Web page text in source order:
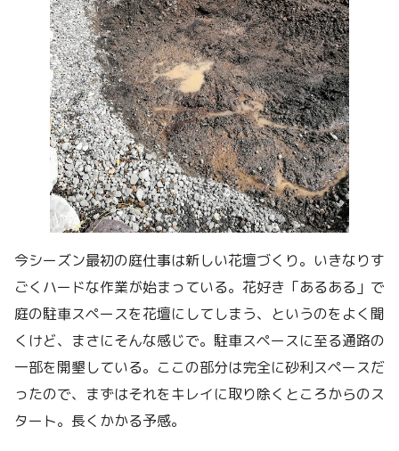
今シーズン最初の庭仕事は新しい花壇づくり。いきなりす
ごくハードな作業が始まっている。花好き「あるある」で
庭の駐車スペースを花壇にしてしまう、というのをよく聞
くけど、まさにそんな感じで。駐車スペースに至る通路の
一部を開墾している。ここの部分は完全に砂利スペースだ
ったので、まずはそれをキレイに取り除くところからのス
タート。長くかかる予感。